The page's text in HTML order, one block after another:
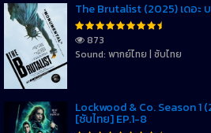
The Brutalist (2025) เดอะ
873
Sound: พากย์ไทย | ซับไทย
Lockwood & Co. Season
[ซับไทย] EP.1-8